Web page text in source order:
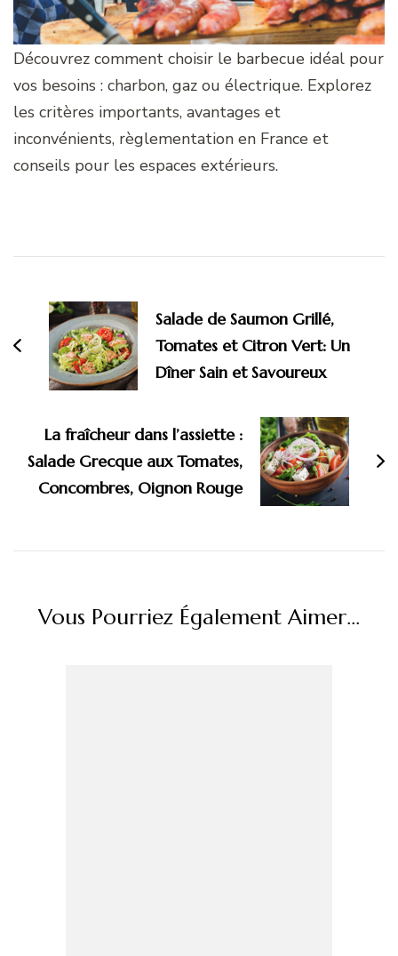
Découvrez comment choisir le barbecue idéal pour
vos besoins : charbon, gaz ou électrique. Explorez
les critères importants, avantages et
inconvénients, règlementation en France et
conseils pour les espaces extérieurs.
d'article
Salade de Saumon Grillé,
Tomates et Citron Vert: Un
Dîner Sain et Savoureux
La fraîcheur dans l’assiette :
Salade Grecque aux Tomates,
Concombres, Oignon Rouge
Vous Pourriez Également Aimer...